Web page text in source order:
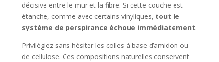
décisive entre le mur et la fibre. Si cette couche est
étanche, comme avec certains vinyliques, tout le
système de perspirance échoue immédiatement.
Privilégiez sans hésiter les colles à base d’amidon ou
de cellulose. Ces compositions naturelles conservent